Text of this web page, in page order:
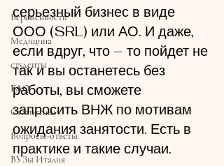
Беременность
Медицина
студенты
FAQ
Статистика
Вопросы-ответы
ВУЗы Италия
серьезный бизнес в виде
ООО (SRL) или АО. И даже,
если вдруг, что – то пойдет не
так и вы останетесь без
работы, вы сможете
запросить ВНЖ по мотивам
ожидания занятости. Есть в
практике и такие случаи.